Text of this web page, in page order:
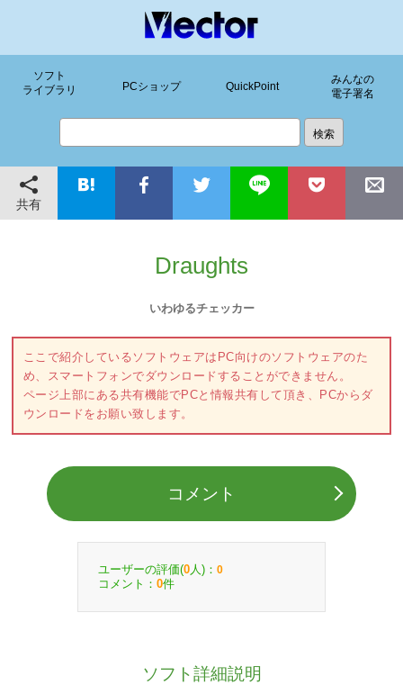
ソフト
ライブラリ
PCショップ QuickPoint
みんなの
電子署名
共有
Draughts
いわゆるチェッカー
ここで紹介しているソフトウェアはPC向けのソフトウェアのた
め、スマートフォンでダウンロードすることができません。
ページ上部にある共有機能でPCと情報共有して頂き、PCからダ
ウンロードをお願い致します。
コメント
ユーザーの評価(0 人)： 0
コメント： 0件
ソフト詳細説明